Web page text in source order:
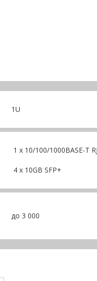
1U
1 x 10/100/1000BASE-T
4 x 10GB SFP+
до 3 000